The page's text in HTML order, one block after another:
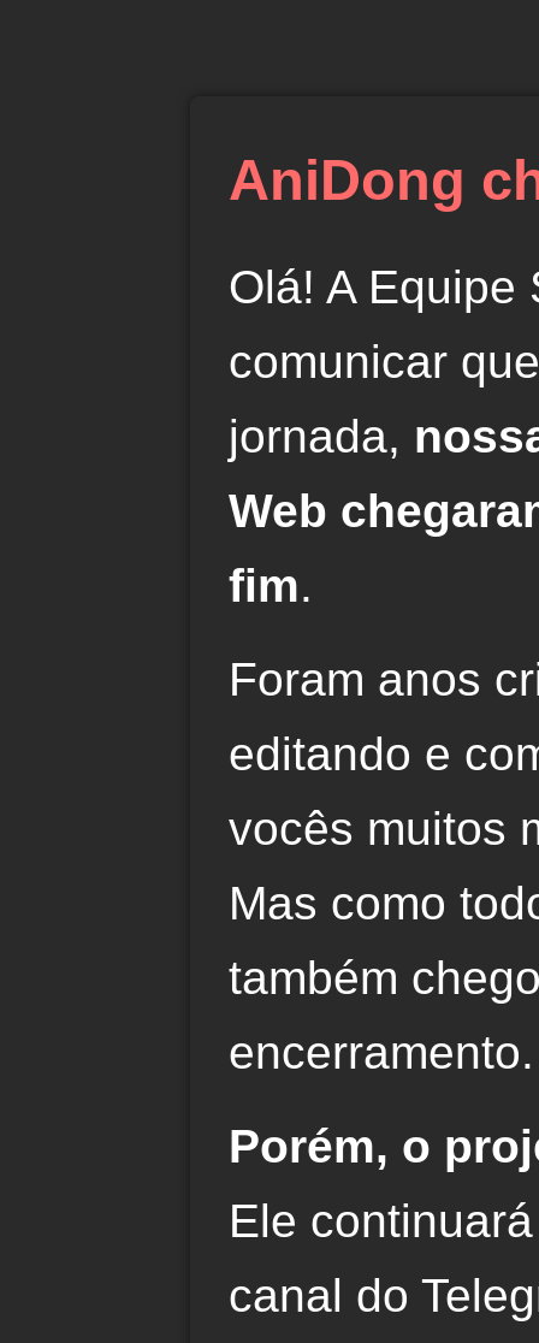
AniDong
Olá! A Equipe
comunicar
jornada,
Web
fim.
Foram anos
editando e
vocês muitos
Mas como
também
encerramento.
Porém, o
Ele
canal do